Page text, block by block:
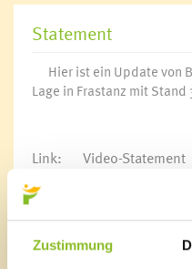
Zustimmung
Statement
Hierist ein Update von
Lage in Frastanz mit
Link: Video-Statement
Marktgemeinde Frastanz